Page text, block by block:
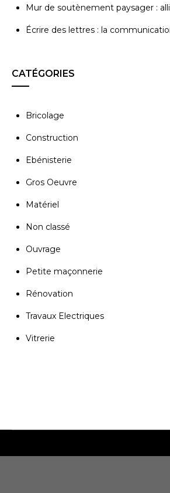
Mur de soutènement paysager :
Écrire des lettres : la
CATÉGORIES
Bricolage
Construction
Ebénisterie
Gros Oeuvre
Matériel
Non classé
Ouvrage
Petite maçonnerie
Rénovation
Travaux Electriques
Vitrerie